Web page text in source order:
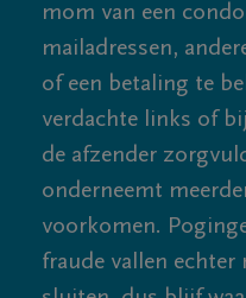
mom van een
mailadressen,
of een betaling te
verdachte links of
de afzender
onderneemt
voorkomen.
fraude vallen